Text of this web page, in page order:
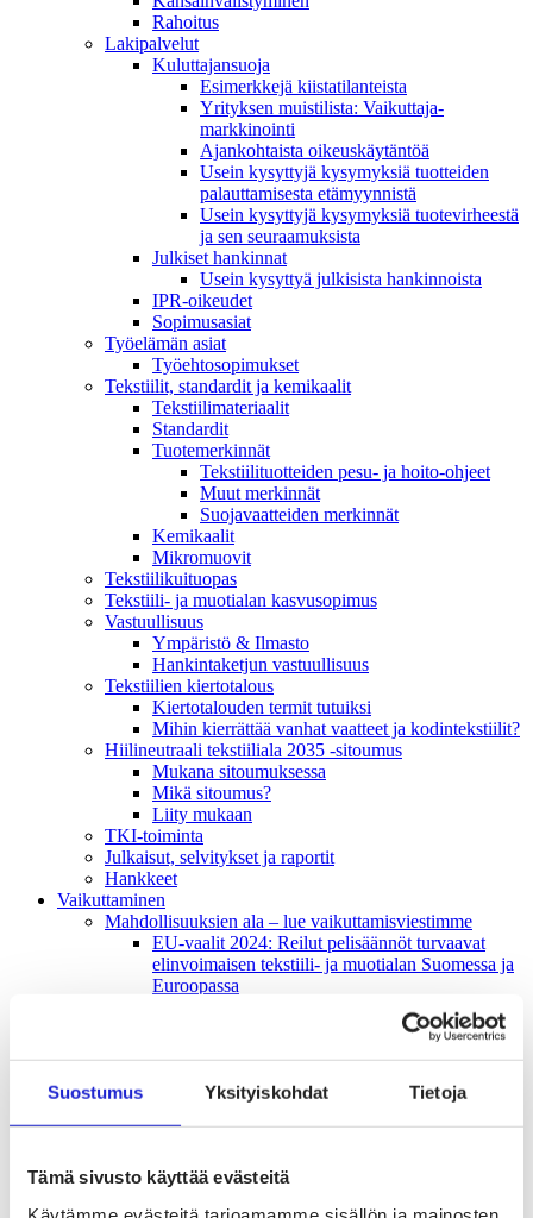
Suostumus Yksityiskohdat Tietoja
Tämä sivusto käyttää evästeitä
Rahoitus
Lakipalvelut
Kuluttajansuoja
Esimerkkejä kiistatilanteista
Yrityksen muistilista: Vaikuttaja­
markkinointi
Ajankohtaista oikeuskäytäntöä
Usein kysyttyjä kysymyksiä tuotteiden
palauttamisesta etämyynnistä
Usein kysyttyjä kysymyksiä tuotevirheestä
ja sen seuraamuksista
Julkiset hankinnat
Usein kysyttyä julkisista hankinnoista
IPR-oikeudet
Sopimusasiat
Työelämän asiat
Työehto­sopimukset
Tekstiilit, standardit ja kemikaalit
Tekstiilimateriaalit
Standardit
Tuotemerkinnät
Tekstiilituotteiden pesu- ja hoito-ohjeet
Muut merkinnät
Suojavaatteiden merkinnät
Kemikaalit
Mikromuovit
Tekstiilikuitu­opas
Tekstiili- ja muotialan kasvusopimus
Vastuullisuus
Ympäristö & Ilmasto
Hankintaketjun vastuullisuus
Tekstiilien kiertotalous
Kiertotalouden termit tutuiksi
Mihin kierrättää vanhat vaatteet ja kodintekstiilit?
Hiilineutraali tekstiiliala 2035 -sitoumus
Mukana sitoumuksessa
Mikä sitoumus?
Liity mukaan
TKI-toiminta
Julkaisut, selvitykset ja raportit
Hankkeet
Vaikuttaminen
Mahdollisuuksien ala – lue vaikuttamis­viestimme
EU-vaalit 2024: Reilut pelisäännöt turvaavat
elinvoimaisen tekstiili- ja muotialan Suomessa ja
Euroopassa
Tekstiili- ja muotialasta viennin uusi kärki
Suomesta tekstiilialan kiertotalouden &
osaamista
siirtymään